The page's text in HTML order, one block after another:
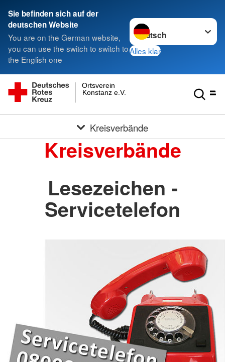
Sie befinden sich auf der
deutschen Website
You are on the German website,
you can use the switch to switch to
the English one
Sprache wechseln zu
Alles klar
Konstanz e.V.
Ortsverein
Kreisverbände
Kreisverbände
Lesezeichen -
Servicetelefon